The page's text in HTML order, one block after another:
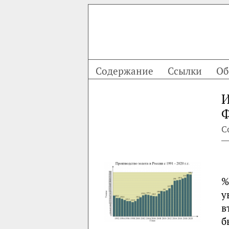
Содержание Ссылки